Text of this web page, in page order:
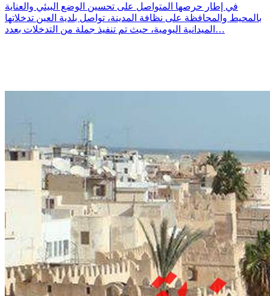
في إطار حرصها المتواصل على تحسين الوضع البيئي والعناية
بالمحيط والمحافظة على نظافة المدينة، تواصل بلدية العين تدخلاتها
الميدانية اليومية، حيث تم تنفيذ جملة من التدخلات بعدد…